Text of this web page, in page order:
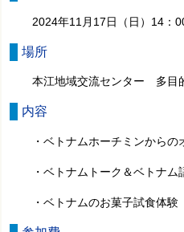
2024年11月17日（日）14：
場所
本江地域交流センター 多目
内容
・ベトナムホーチミンからの
・ベトナムトーク＆ベトナム
・ベトナムのお菓子試食体験